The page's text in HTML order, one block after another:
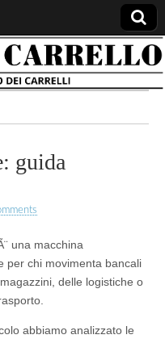
guida
una macchina
per chi movimenta bancali
delle logistiche o
abbiamo analizzato le